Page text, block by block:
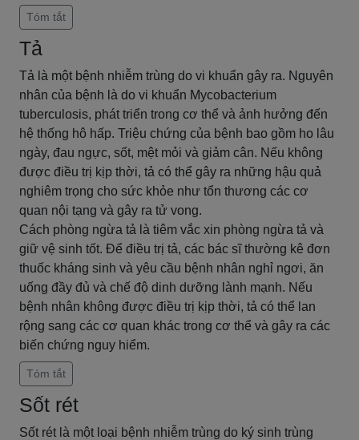
Tóm tắt
Tả
Tả là một bệnh nhiễm trùng do vi khuẩn gây ra. Nguyên
nhân của bệnh là do vi khuẩn Mycobacterium
tuberculosis, phát triển trong cơ thể và ảnh hưởng đến
hệ thống hô hấp. Triệu chứng của bệnh bao gồm ho lâu
ngày, đau ngực, sốt, mệt mỏi và giảm cân. Nếu không
được điều trị kịp thời, tả có thể gây ra những hậu quả
nghiêm trọng cho sức khỏe như tổn thương các cơ
quan nội tạng và gây ra tử vong.
Cách phòng ngừa tả là tiêm vắc xin phòng ngừa tả và
giữ vệ sinh tốt. Để điều trị tả, các bác sĩ thường kê đơn
thuốc kháng sinh và yêu cầu bệnh nhân nghỉ ngơi, ăn
uống đầy đủ và chế độ dinh dưỡng lành mạnh. Nếu
bệnh nhân không được điều trị kịp thời, tả có thể lan
rộng sang các cơ quan khác trong cơ thể và gây ra các
biến chứng nguy hiểm.
Tóm tắt
Sốt rét
Sốt rét là một loại bệnh nhiễm trùng do ký sinh trùng